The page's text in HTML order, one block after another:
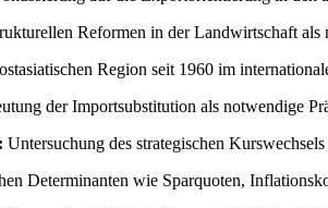
Reformen in der Landwirtschaft
Region seit 1960 im
der Importsubstitution als notwendige
Untersuchung des strategischen
Determinanten wie Sparquoten,